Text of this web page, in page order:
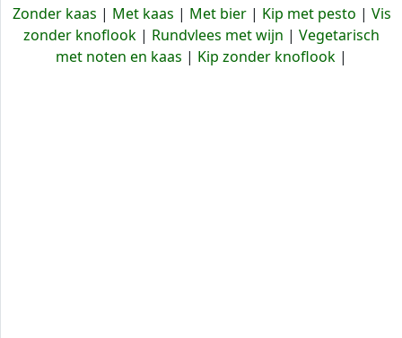
Zonder kaas | Met kaas | Met bier | Kip met pesto | Vis
zonder knoflook | Rundvlees met wijn | Vegetarisch
met noten en kaas | Kip zonder knoflook |